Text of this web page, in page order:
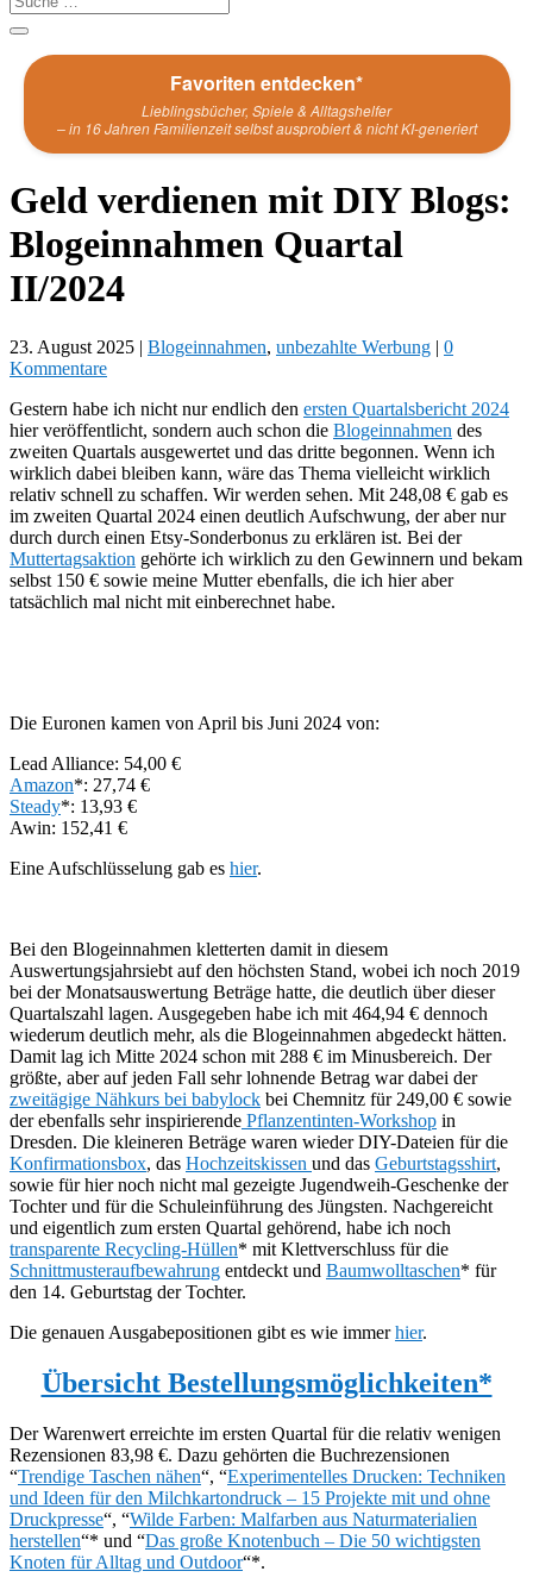
Favoriten entdecken*
Lieblingsbücher, Spiele & Alltagshelfer
– in 16 Jahren Familienzeit selbst ausprobiert & nicht KI-generiert
Geld verdienen mit DIY Blogs:
Blogeinnahmen Quartal
II/2024
23. August 2025 | Blogeinnahmen, unbezahlte Werbung | 0
Kommentare
Gestern habe ich nicht nur endlich den ersten Quartalsbericht 2024
hier veröffentlicht, sondern auch schon die Blogeinnahmen des
zweiten Quartals ausgewertet und das dritte begonnen. Wenn ich
wirklich dabei bleiben kann, wäre das Thema vielleicht wirklich
relativ schnell zu schaffen. Wir werden sehen. Mit 248,08 € gab es
im zweiten Quartal 2024 einen deutlich Aufschwung, der aber nur
durch durch einen Etsy-Sonderbonus zu erklären ist. Bei der
Muttertagsaktion gehörte ich wirklich zu den Gewinnern und bekam
selbst 150 € sowie meine Mutter ebenfalls, die ich hier aber
tatsächlich mal nicht mit einberechnet habe.
Die Euronen kamen von April bis Juni 2024 von:
Lead Alliance: 54,00 €
Amazon*: 27,74 €
Steady*: 13,93 €
Awin: 152,41 €
Eine Aufschlüsselung gab es hier.
Bei den Blogeinnahmen kletterten damit in diesem
Auswertungsjahrsiebt auf den höchsten Stand, wobei ich noch 2019
bei der Monatsauswertung Beträge hatte, die deutlich über dieser
Quartalszahl lagen. Ausgegeben habe ich mit 464,94 € dennoch
wiederum deutlich mehr, als die Blogeinnahmen abgedeckt hätten.
Damit lag ich Mitte 2024 schon mit 288 € im Minusbereich. Der
größte, aber auf jeden Fall sehr lohnende Betrag war dabei der
zweitägige Nähkurs bei babylock bei Chemnitz für 249,00 € sowie
der ebenfalls sehr inspirierende Pflanzentinten-Workshop in
Dresden. Die kleineren Beträge waren wieder DIY-Dateien für die
Konfirmationsbox, das Hochzeitskissen und das Geburtstagsshirt,
sowie für hier noch nicht mal gezeigte Jugendweih-Geschenke der
Tochter und für die Schuleinführung des Jüngsten. Nachgereicht
und eigentlich zum ersten Quartal gehörend, habe ich noch
transparente Recycling-Hüllen* mit Klettverschluss für die
Schnittmusteraufbewahrung entdeckt und Baumwolltaschen* für
den 14. Geburtstag der Tochter.
Die genauen Ausgabepositionen gibt es wie immerhier.
Übersicht Bestellungsmöglichkeiten*
Der Warenwert erreichte im ersten Quartal für die relativ wenigen
Rezensionen 83,98 €. Dazu gehörten die Buchrezensionen
“Trendige Taschen nähen“, “Experimentelles Drucken: Techniken
und Ideen für den Milchkartondruck – 15 Projekte mit und ohne
Druckpresse“, “Wilde Farben: Malfarben aus Naturmaterialien
herstellen“* und “Das große Knotenbuch – Die 50 wichtigsten
Knoten für Alltag und Outdoor“*.